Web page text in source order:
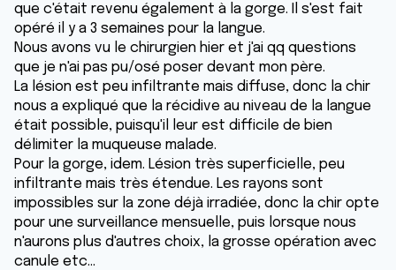
que c'était revenu également à la gorge. Il s'est fait
opéré il y a 3 semaines pour la langue.
Nous avons vu le chirurgien hier et j'ai qq questions
que je n'ai pas pu/osé poser devant mon père.
La lésion est peu infiltrante mais diffuse, donc la chir
nous a expliqué que la récidive au niveau de la langue
était possible, puisqu'il leur est difficile de bien
délimiter la muqueuse malade.
Pour la gorge, idem. Lésion très superficielle, peu
infiltrante mais très étendue. Les rayons sont
impossibles sur la zone déjà irradiée, donc la chir opte
pour une surveillance mensuelle, puis lorsque nous
n'aurons plus d'autres choix, la grosse opération avec
canule etc...